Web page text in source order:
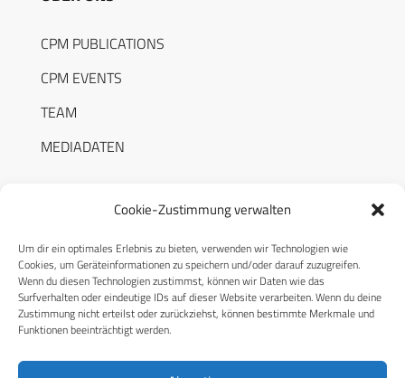
Cookie-Zustimmung verwalten
Um dir ein optimales Erlebnis zu bieten, verwenden wir Technologien wie
Cookies, um Geräteinformationen zu speichern und/oder darauf zuzugreifen.
Wenn du diesen Technologien zustimmst, können wir Daten wie das
Surfverhalten oder eindeutige IDs auf dieser Website verarbeiten. Wenn du deine
Zustimmung nicht erteilst oder zurückziehst, können bestimmte Merkmale und
Funktionen beeinträchtigt werden.
CPM PUBLICATIONS
CPM EVENTS
TEAM
MEDIADATEN
RECHTLICHES
Datenschutzerklärung
Cookie-Richtlinie (EU)